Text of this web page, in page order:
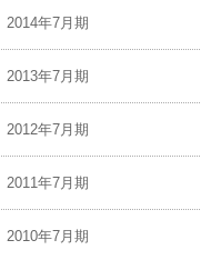
2014年7月期
2013年7月期
2012年7月期
2011年7月期
2010年7月期